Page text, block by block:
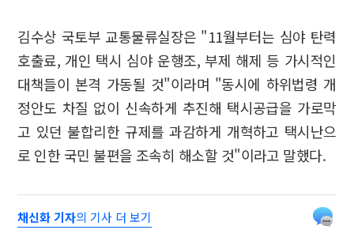
김수상 국토부 교통물류실장은 "11월부터는 심야 탄력
호출료, 개인 택시 심야 운행조, 부제 해제 등 가시적인
대책들이 본격 가동될 것"이라며 "동시에 하위법령 개
정안도 차질 없이 신속하게 추진해 택시공급을 가로막
고 있던 불합리한 규제를 과감하게 개혁하고 택시난으
로 인한 국민 불편을 조속히 해소할 것"이라고 말했다.
채신화 기자의 기사 더 보기